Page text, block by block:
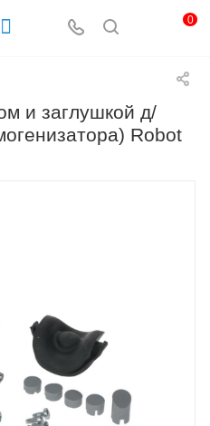
0
и заглушкой д/
Robot